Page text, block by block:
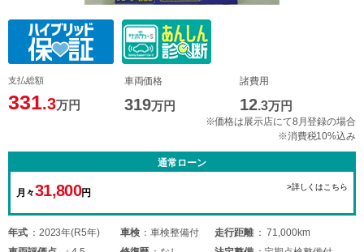
支払総額
331.3万円
車両価格
319万円
諸費用
12.3万円
※価格は展示店にて8月登録の場合
※消費税10%込み
通常ローン
月々31,800円
>詳しくはこちら
年式 2023年(R5年) 車検 車検整備付 走行距離
71,000km